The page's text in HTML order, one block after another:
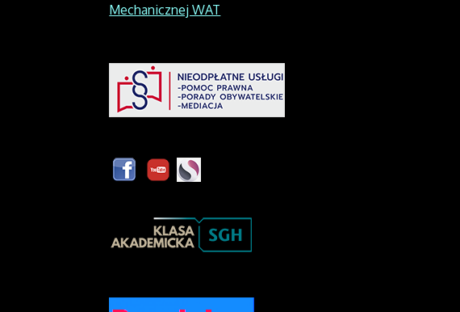
Mechanicznej WAT